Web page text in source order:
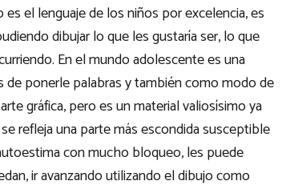
el lenguaje de los niños por excelencia, es
dibujar lo que les gustaría ser, lo que
En el mundo adolescente es una
ponerle palabras y también como modo de
gráfica, pero es un material valiosísimo ya
refleja una parte más escondida susceptible
con mucho bloqueo, les puede
ir avanzando utilizando el dibujo como